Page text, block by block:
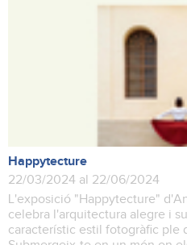
Happytecture
22/03/2024 al 22/06/2024
L'exposició "Happytecture"
celebra l'arquitectura alegre i
característic estil fotogràfic ple